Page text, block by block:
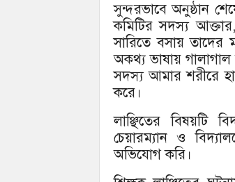
সুন্দরভাবে অনুষ্ঠান
কমিটির সদস্য
সারিতে বসায় তাদের
অকথ্য ভাষায়
সদস্য আমার শরীরে
করে।
লাঞ্ছিতের বিষয়টি
চেয়ারম্যান ও
অভিযোগ করি।